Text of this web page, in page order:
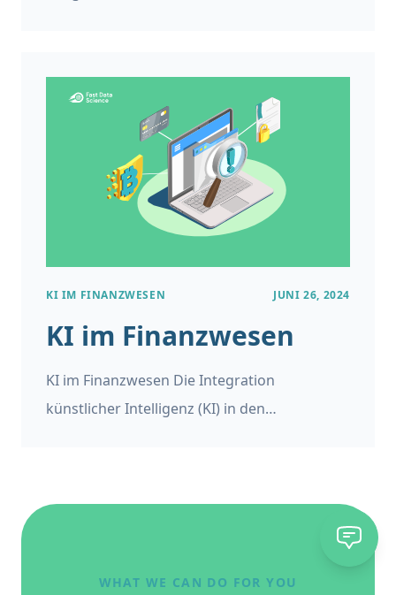
umfassenden Untersuchung gehen wir der
Frage nach, was Big Data ist, welche
erheblichen Auswirkungen es auf die
Geschäftsstrategie hat und wie
Unternehmen riesige Datenmengen nutzen
können, um Innovationen voranzutreiben
KI IM FINANZWESEN JUNI 26, 2024
KI im Finanzwesen
KI im Finanzwesen Die Integration
künstlicher Intelligenz (KI) in den
Untersuchung wird mehrere
WHAT WE CAN DO FOR YOU